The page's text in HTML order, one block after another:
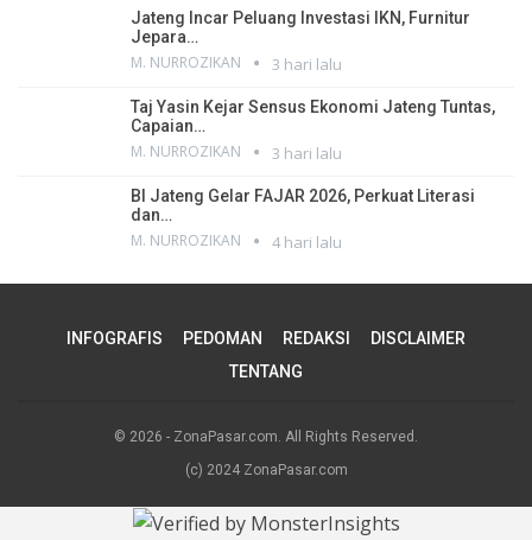
Jateng Incar Peluang Investasi IKN, Furnitur
Jepara…
M. NURROZIKAN 3 hari lalu
Taj Yasin Kejar Sensus Ekonomi Jateng Tuntas,
Capaian…
M. NURROZIKAN 3 hari lalu
BI Jateng Gelar FAJAR 2026, Perkuat Literasi
dan…
M. NURROZIKAN 4 hari lalu
INFOGRAFIS PEDOMAN REDAKSI
DISCLAIMER
TENTANG
© 2026 - ZonaPasar.com. All Rights Reserved.
(c) 2024 ZonaPasar.com